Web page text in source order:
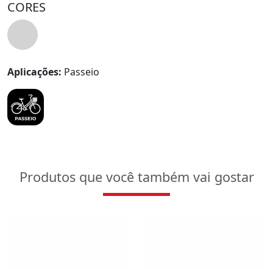
CORES
Aplicações: Passeio
Produtos que você também vai gostar